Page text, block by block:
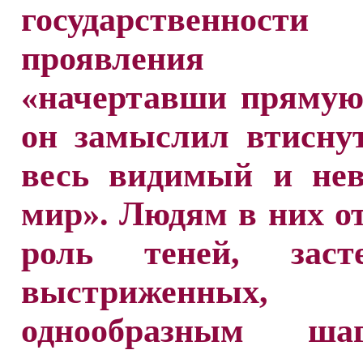
проявления
«начертавши
он замыслил
весь видимый и
мир». Людям в них
роль теней,
выстриженных,
однообразным